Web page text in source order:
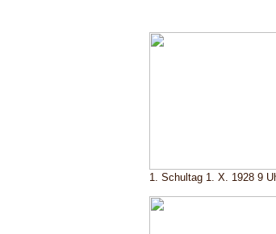
1. Schultag 1. X. 1928 9